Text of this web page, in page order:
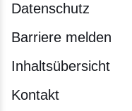
Datenschutz
Barriere melden
Inhaltsübersicht
Kontakt